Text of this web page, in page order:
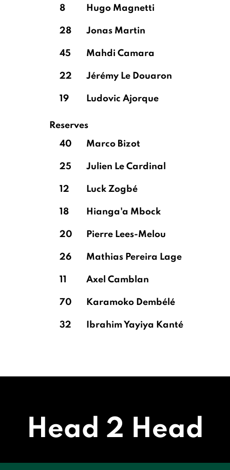
8 Hugo Magnetti
28 Jonas Martin
45 Mahdi Camara
22 Jérémy Le Douaron
19 Ludovic Ajorque
Reserves
40
Marco Bizot
25 Julien Le Cardinal
12 Luck Zogbé
18 Hianga'a Mbock
20 Pierre Lees-Melou
26 Mathias Pereira Lage
11 Axel Camblan
70 Karamoko Dembélé
32 Ibrahim Yayiya Kanté
Head 2 Head